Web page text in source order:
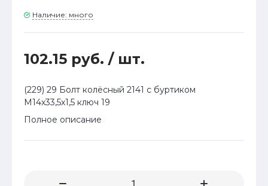
Наличие: много
102.15 руб. / шт.
(229) 29 Болт колёсный 2141 с буртиком
М14х33,5х1,5 ключ 19
Полное описание